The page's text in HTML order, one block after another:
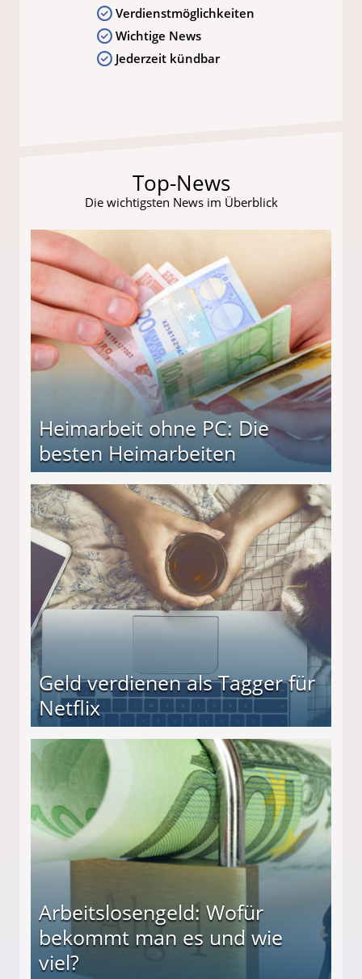
Verdienstmöglichkeiten
Wichtige News
Jederzeit kündbar
Top-News
Die wichtigsten News im Überblick
Heimarbeit ohne PC: Die
besten Heimarbeiten
Geld verdienen als Tagger für
Netflix
Arbeitslosengeld: Wofür
bekommt man es und wie
viel?